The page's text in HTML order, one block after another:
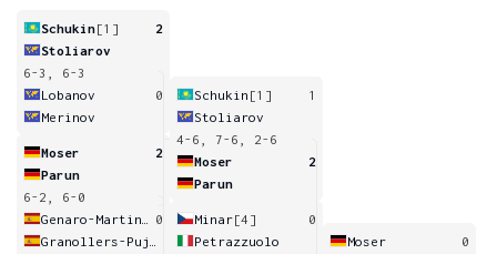
Schukin[1]
2
Stoliarov
6-3, 6-3
Lobanov
0
Merinov
Moser
2
Parun
6-2, 6-0
0
Schukin [1]
1
Stoliarov
4-6, 7-6, 2-6
Moser
2
Parun
Minar[4]
0
Petrazzuolo
Moser
0